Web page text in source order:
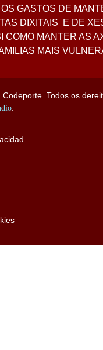
GASTOS DE
DIXITAIS E DE
COMO MANTER AS
MAIS
Todos os